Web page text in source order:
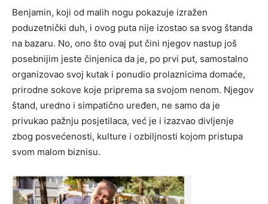
Benjamin, koji od malih nogu pokazuje izražen
poduzetnički duh, i ovog puta nije izostao sa svog štanda
na bazaru. No, ono što ovaj put čini njegov nastup još
posebnijim jeste činjenica da je, po prvi put, samostalno
organizovao svoj kutak i ponudio prolaznicima domaće,
prirodne sokove koje priprema sa svojom nenom. Njegov
štand, uredno i simpatično uređen, ne samo da je
privukao pažnju posjetilaca, već je i izazvao divljenje
zbog posvećenosti, kulture i ozbiljnosti kojom pristupa
svom malom biznisu.